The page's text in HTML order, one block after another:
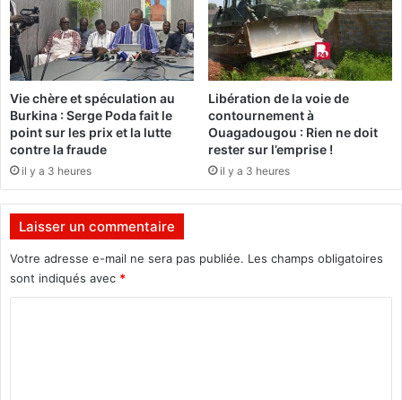
a
n
(
P
h
o
t
o
s
)
e
s
n
i
g
é
r
i
n
d
e
d
e
Vie chère et spéculation au
Burkina : Serge Poda fait le
point sur les prix et la lutte
contre la fraude
il y a 3 heures
Libération de la voie de
contournement à
Ouagadougou : Rien ne doit
rester sur l’emprise !
il y a 3 heures
Laisser un commentaire
Votre adresse e-mail ne sera pas publiée. Les champs obligatoires
sont indiqués avec *